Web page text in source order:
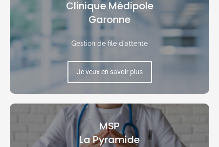
Clinique Médipole
Garonne
Gestion de file d'attente
Je veux en savoir plus
MSP
La Pyramide